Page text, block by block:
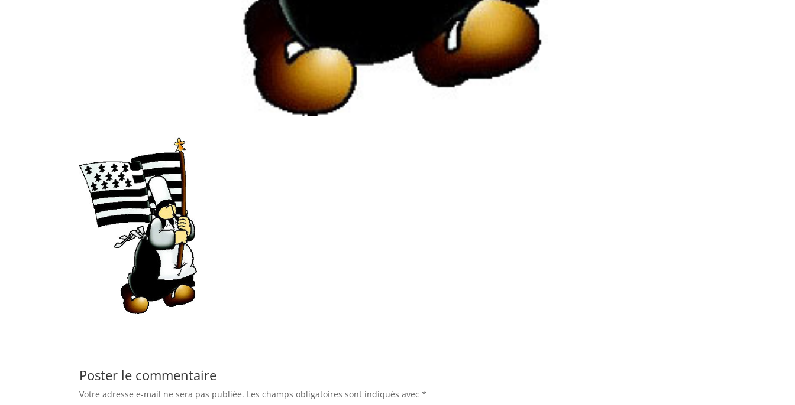
Poster le commentaire
Votre adresse e-mail ne sera pas publiée. Les champs obligatoires sont indiqués avec*